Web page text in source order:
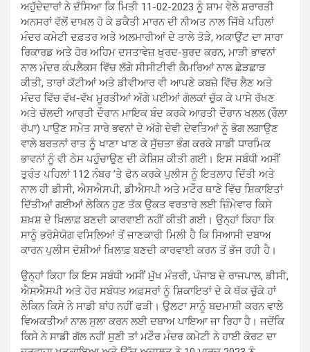
ਅਹੁੱਦੇਦਾਰਾਂ ਨੇ ਦੱਸਿਆ ਕਿ ਮਿਤੀ 11-02-2023 ਨੂੰ ਸ਼ਾਮ ਵੇਲੇ ਸ਼ਰਾਰਤੀ
ਅਨਸਰਾਂ ਵੱਲੋਂ ਦਾਖ਼ਲ ਹੋ ਕੇ ਡਕੈਤੀ ਮਾਰਨ ਦੀ ਨੀਅਤ ਨਾਲ ਜਿੱਥੇ ਪਹਿਲਾਂ
ਮੰਦਰ ਕਮੇਟੀ ਦਫ਼ਤਰ ਅਤੇ ਅਲਮਾਰੀਆਂ ਦੇ ਤਾਲੇ ਤੋੜੇ, ਅਕਾਉਂਟ ਦਾ ਸਾਰਾ
ਰਿਕਾਰਡ ਅਤੇ ਹੋਰ ਅਹਿਮ ਦਸਤਾਵੇਜ਼ ਖੁਰਦ-ਬੁਰਦ ਕਰਨ, ਮਾੜੀ ਭਾਵਨਾਂ
ਨਾਲ ਮੰਦਰ ਕੰਪਲੈਕਸ ਵਿੱਚ ਲੱਗੇ ਸੀਸੀਟੀਵੀ ਕੈਮਰਿਆਂ ਨਾਲ ਛੇੜਛਾੜ
ਕੀਤੀ, ਤਾਰਾਂ ਕੱਟੀਆਂ ਅਤੇ ਡੀਵੀਆਰ ਵੀ ਆਪਣੇ ਕਬਜ਼ੇ ਵਿੱਚ ਲੈਣ ਅਤੇ
ਮੰਦਰ ਵਿੱਚ ਵੱਖ-ਵੱਖ ਮੂਰਤੀਆਂ ਅੱਗੇ ਪਈਆਂ ਗੋਲਕਾਂ ਚੁੱਕ ਕੇ ਪਾਸੇ ਰੱਖਣ
ਅਤੇ ਚੱਲਦੀ ਆਰਤੀ ਦੌਰਾਨ ਮਾਇਕ ਬੰਦ ਕਰਕੇ ਆਰਤੀ ਦੌਰਾਨ ਖਲਲ (ਰੌਲਾ
ਰੱਪਾ) ਪਾਉਣ ਸਮੇਤ ਸਾਰੇ ਭਵਨਾਂ ਦੇ ਅੱਗੇ ਦੇਵੀ ਦੇਵਤਿਆਂ ਨੂੰ ਭੋਗ ਲਗਾਉਣ
ਵਾਲੇ ਬਰਤਨਾਂ ਰਾਤ ਨੂੰ ਖਾਣਾ ਖਾਣ ਕੇ ਸੁੱਚਤਾ ਭੰਗ ਕਰਕੇ ਸਾਡੀ ਧਾਰਮਿਕ
ਭਾਵਨਾਂ ਨੂੰ ਵੀ ਠੇਸ ਪਹੁੰਚਾਉਣ ਦੀ ਕੋਸ਼ਿਸ਼ ਕੀਤੀ ਗਈ। ਇਸ ਸਬੰਧੀ ਅਸੀਂ
ਤੁਰੰਤ ਪਹਿਲਾਂ 112 ਨੰਬਰ ’ਤੇ ਫੋਨ ਕਰਕੇ ਪੁਲੀਸ ਨੂੰ ਇਤਲਾਹ ਦਿੱਤੀ ਅਤੇ
ਨਾਲ ਹੀ ਡੀਸੀ, ਐਸਐਸਪੀ, ਡੀਐਸਪੀ ਅਤੇ ਮਟੌਰ ਥਾਣੇ ਵਿੱਚ ਸ਼ਿਕਾਇਤਾਂ
ਦਿੱਤੀਆਂ ਗਈਆਂ ਲੇਕਿਨ ਹੁਣ ਤੱਕ ਉਕਤ ਵਰਤਾਰੇ ਲਈ ਜ਼ਿੰਮੇਵਾਰ ਕਿਸੇ
ਸ਼ਖ਼ਸ਼ ਦੇ ਖ਼ਿਲਾਫ਼ ਬਣਦੀ ਕਾਰਵਾਈ ਨਹੀਂ ਕੀਤੀ ਗਈ। ਉਨ੍ਹਾਂ ਕਿਹਾ ਕਿ
ਸਾਨੂੰ ਭਰੋਸੇਯੋਗ ਵਸਿਲਿਆਂ ਤੋਂ ਜਾਣਕਾਰੀ ਮਿਲੀ ਹੈ ਕਿ ਸਿਆਸੀ ਦਬਾਅ
ਕਾਰਨ ਪੁਲੀਸ ਦੋਸ਼ੀਆਂ ਖ਼ਿਲਾਫ਼ ਬਣਦੀ ਕਾਰਵਾਈ ਕਰਨ ਤੋਂ ਭੱਜ ਰਹੀ ਹੈ।
ਉਨ੍ਹਾਂ ਕਿਹਾ ਕਿ ਇਸ ਸਬੰਧੀ ਅਸੀਂ ਮੁੱਖ ਮੰਤਰੀ, ਪੰਜਾਬ ਦੇ ਰਾਜਪਾਲ, ਡੀਸੀ,
ਐਸਐਸਪੀ ਅਤੇ ਹੋਰ ਸਬੰਧਤ ਅਫ਼ਸਰਾਂ ਨੂੰ ਸ਼ਿਕਾਇਤਾਂ ਦੇ ਕੇ ਥੱਕ ਚੁੱਕੇ ਹਾਂ
ਲੇਕਿਨ ਕਿਸੇ ਨੇ ਸਾਡੀ ਬਾਂਹ ਨਹੀਂ ਫੜੀ। ਉਲਟਾ ਸਾਨੂੰ ਬਦਮਾਸ਼ੀ ਕਰਨ ਵਾਲੇ
ਵਿਅਕਤੀਆਂ ਨਾਲ ਸੁਲਾ ਕਰਨ ਲਈ ਦਬਾਅ ਪਾਇਆ ਜਾ ਰਿਹਾ ਹੈ। ਜਦੋਂਕਿ
ਕਿਸੇ ਨੇ ਸਾਡੀ ਗੱਲ ਨਹੀਂ ਸੁਣੀ ਤਾਂ ਮਟੌਰ ਮੰਦਰ ਕਮੇਟੀ ਨੇ ਹਾਈ ਕੋਰਟ ਦਾ